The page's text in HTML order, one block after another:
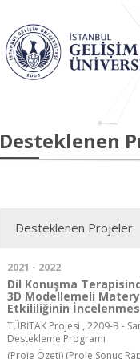
Desteklenen
Desteklenen Projeler
2021 - 2022
Dil Konuşma
3D Modellemeli
Etkililiğinin
TÜBİTAK Projesi , 2209-B -
Destekleme Programı
(Proje Özeti) (Proje Sonuç